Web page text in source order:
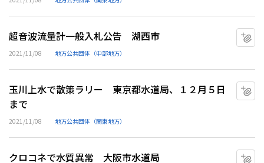
超音波流量計一般入札公告 湖西市
2021/11/08 地方公共団体（中部地方）
玉川上水で散策ラリー 東京都水道局、１２月５日
まで
2021/11/08 地方公共団体（関東地方）
クロコネで水質異常 大阪市水道局